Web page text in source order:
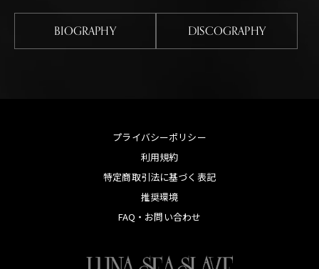
BIOGRAPHY DISCOGRAPHY
プライバシーポリシー
利用規約
特定商取引法に基づく表記
推奨環境
FAQ・お問い合わせ